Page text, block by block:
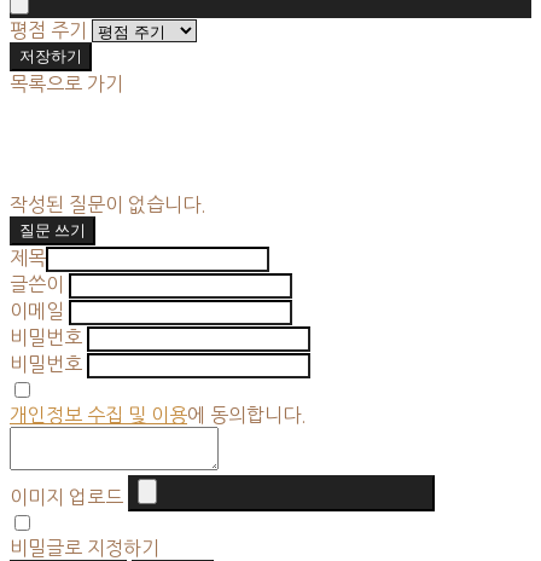
평점 주기
저장하기
목록으로 가기
작성된 질문이 없습니다.
질문 쓰기
제목
글쓴이
이메일
비밀번호
비밀번호
개인정보 수집 및 이용에 동의합니다.
이미지 업로드
비밀글로 지정하기